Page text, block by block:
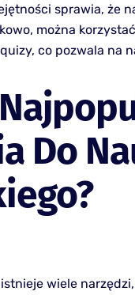
sprawia, że
można
co pozwala na
Do
wiele